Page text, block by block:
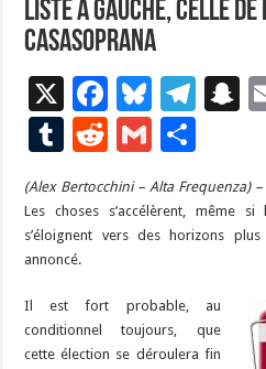
liste à Gauche, celle de
Casasoprana
X
F
ac
e
b
o
k
Bl
u
es
ky
T
gr
a
S
p
c
T
u
m
bl
r
R
e
d
di
G
m
ai
l
ta
g
(Alex Bertocchini – Alta Frequenza) –
Les choses s’accélèrent, même
s’éloignent vers des horizons
annoncé.
Il est fort probable, au
conditionnel toujours, que
cette élection se déroulera fin